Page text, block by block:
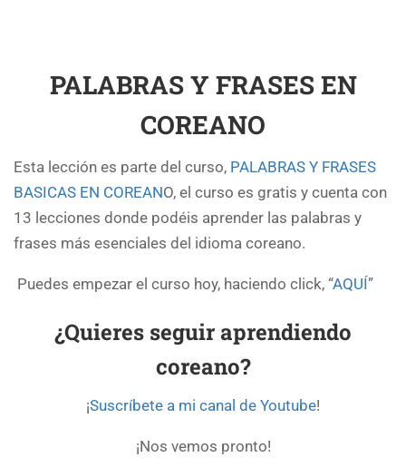
PALABRAS Y FRASES EN
COREANO
Esta lección es parte del curso, PALABRAS Y FRASES
BASICAS EN COREANO, el curso es gratis y cuenta con
13 lecciones donde podéis aprender las palabras y
frases más esenciales del idioma coreano.
Puedes empezar el curso hoy, haciendo click, “AQUÍ”
¿Quieres seguir aprendiendo
coreano?
¡Suscríbete a mi canal de Youtube!
¡Nos vemos pronto!